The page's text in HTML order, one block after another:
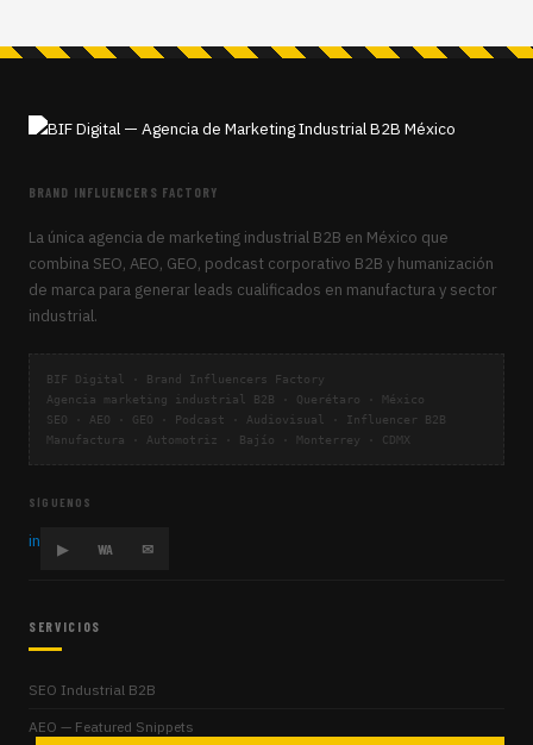
BRAND INFLUENCERS FACTORY
La única agencia de marketing industrial B2B en México que
combina SEO, AEO, GEO, podcast corporativo B2B y humanización
de marca para generar leads cualificados en manufactura y sector
industrial.
BIF Digital · Brand Influencers Factory
Agencia marketing industrial B2B · Querétaro · México
SEO · AEO · GEO · Podcast · Audiovisual · Influencer B2B
Manufactura · Automotriz · Bajío · Monterrey · CDMX
SÍGUENOS
in ▶ WA ✉
SERVICIOS
SEO Industrial B2B
AEO — Featured Snippets